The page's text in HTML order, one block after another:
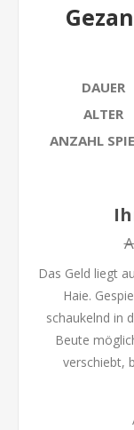
DAUER
ALTER
ANZAHL
Das Geld liegt
Haie.
schaukelnd in
Beute
verschiebt,